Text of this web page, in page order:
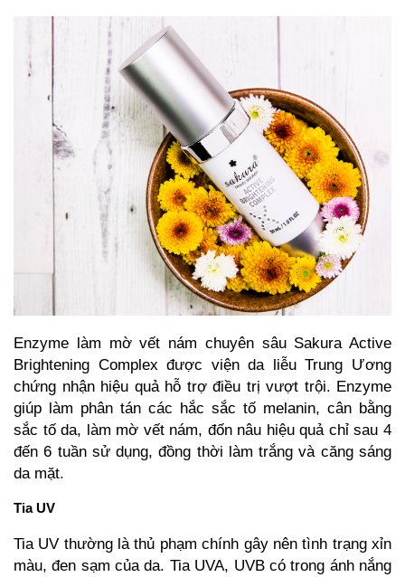
Enzyme làm mờ vết nám chuyên sâu Sakura Active
Brightening Complex được viện da liễu Trung Ương
chứng nhận hiệu quả hỗ trợ điều trị vượt trội. Enzyme
giúp làm phân tán các hắc sắc tố melanin, cân bằng
sắc tố da, làm mờ vết nám, đốn nâu hiệu quả chỉ sau 4
đến 6 tuần sử dụng, đồng thời làm trắng và căng sáng
da mặt.
Tia UV
Tia UV thường là thủ phạm chính gây nên tình trạng xỉn
màu, đen sạm của da. Tia UVA, UVB có trong ánh nắng